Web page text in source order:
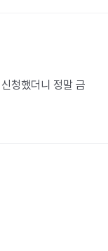
청했더니 정말 금